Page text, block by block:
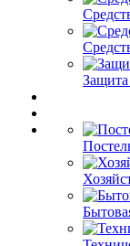
Защита